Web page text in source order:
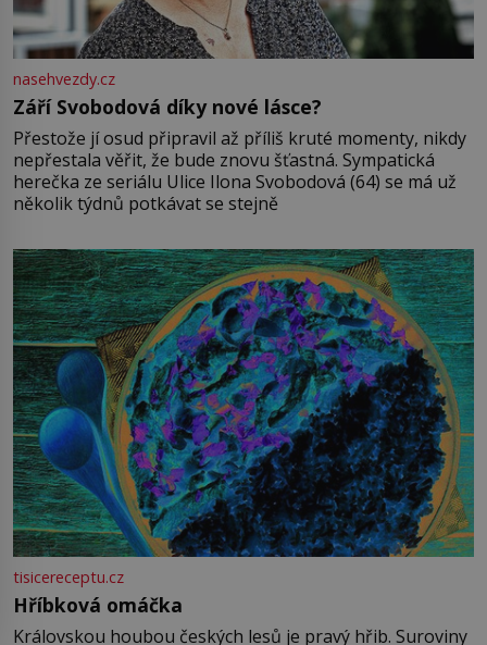
nasehvezdy.cz
Září Svobodová díky nové lásce?
Přestože jí osud připravil až příliš kruté momenty, nikdy
nepřestala věřit, že bude znovu šťastná. Sympatická
herečka ze seriálu Ulice Ilona Svobodová (64) se má už
několik týdnů potkávat se stejně
tisicereceptu.cz
Hříbková omáčka
Královskou houbou českých lesů je pravý hřib. Suroviny